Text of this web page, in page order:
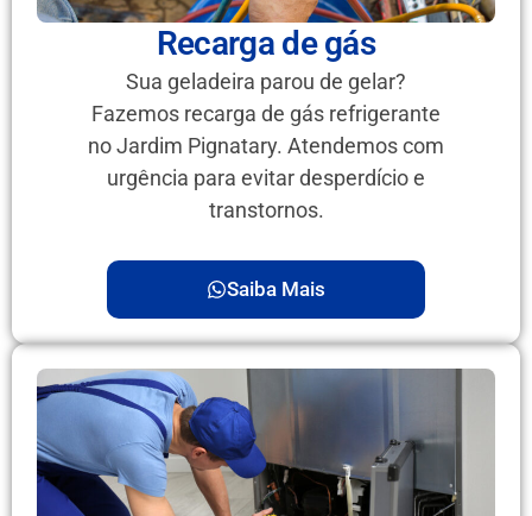
Recarga de gás
Sua geladeira parou de gelar?
Fazemos recarga de gás refrigerante
no Jardim Pignatary. Atendemos com
urgência para evitar desperdício e
transtornos.
Saiba Mais